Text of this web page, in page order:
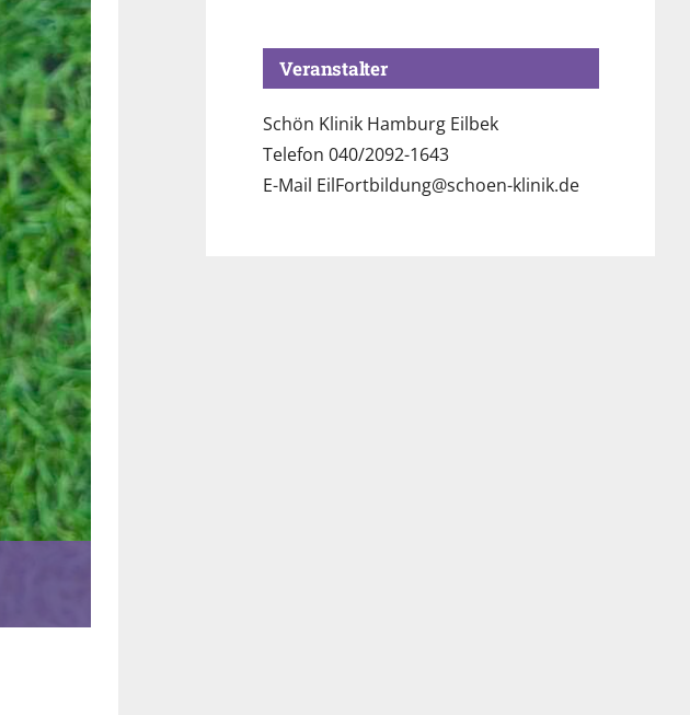
Veranstalter
Schön Klinik Hamburg Eilbek
Telefon 040/2092-1643
E-Mail EilFortbildung@schoen-klinik.de